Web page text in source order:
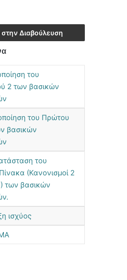
Διαβούλευση
του
2 των βασικών
του Πρώτου
βασικών
του
(Κανονισμοί 2
των βασικών
ισχύος